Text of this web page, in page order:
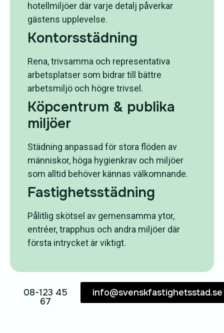
hotellmiljöer där varje detalj påverkar
gästens upplevelse.
Kontorsstädning
Rena, trivsamma och representativa
arbetsplatser som bidrar till bättre
arbetsmiljö och högre trivsel.
Köpcentrum & publika
miljöer
Städning anpassad för stora flöden av
människor, höga hygienkrav och miljöer
som alltid behöver kännas välkomnande.
Fastighetsstädning
Pålitlig skötsel av gemensamma ytor,
entréer, trapphus och andra miljöer där
första intrycket är viktigt.
08-123 45
67
info@svenskfastighetsstad.se